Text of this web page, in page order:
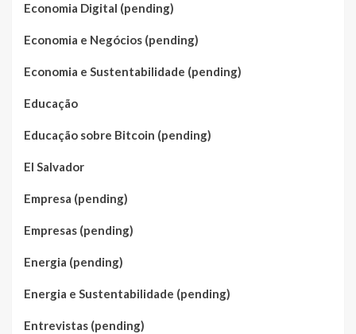
Economia Digital (pending)
Economia e Negócios (pending)
Economia e Sustentabilidade (pending)
Educação
Educação sobre Bitcoin (pending)
El Salvador
Empresa (pending)
Empresas (pending)
Energia (pending)
Energia e Sustentabilidade (pending)
Entrevistas (pending)